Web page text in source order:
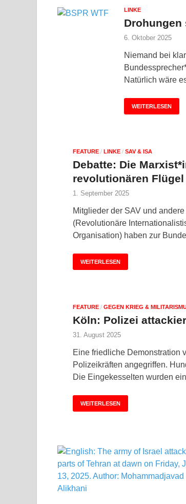
LINKE
Drohungen
6. Oktober 2025
Niemand bei
Natürlich wäre
WEITERLESEN
FEATURE / LINKE / SAV & ISA
Debatte: Die
revolutionären
1. September 2025
Mitglieder der SAV und
(Revolutionäre
Organisation) haben zur
WEITERLESEN
FEATURE / GEGEN KRIEG &
Köln: Polizei
31. August 2025
Eine friedliche Demonstration
Polizeikräften angegriffen.
Die Eingekesselten wurden
WEITERLESEN